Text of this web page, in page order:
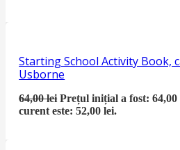
Starting School Activity Book,
Usborne
64,00lei Prețul inițial a fost: 64,00
curent este: 52,00 lei.